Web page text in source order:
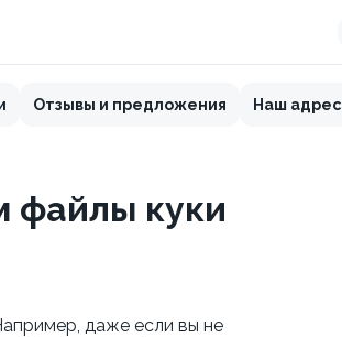
Отзывы и предложения Наш адрес
файлы куки
даже если вы не